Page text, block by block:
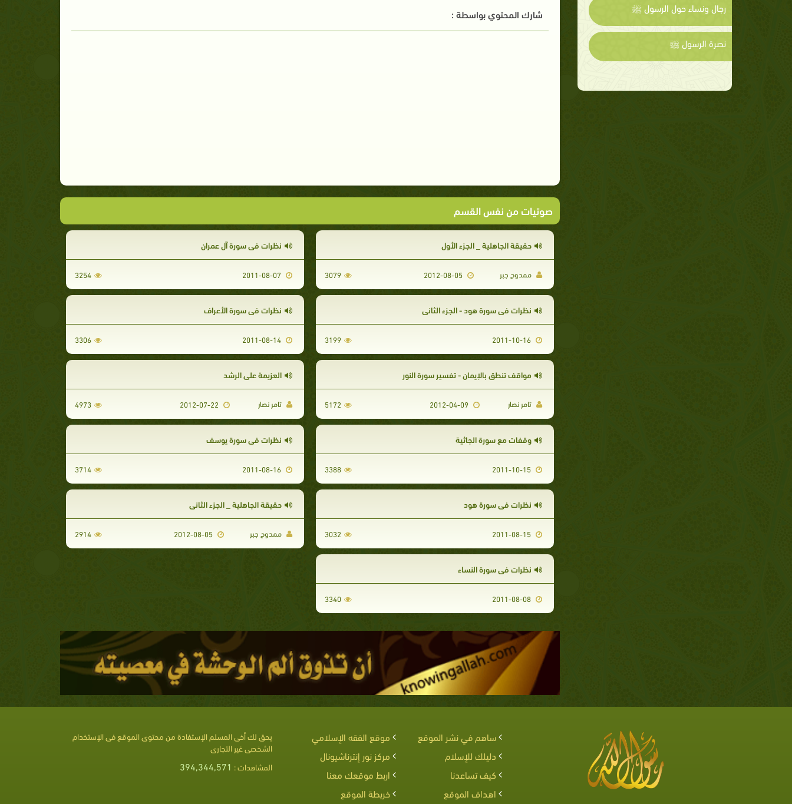
رجال ونساء حول الرسول ﷺ
نصرة الرسول ﷺ
شارك المحتوي بواسطة :
صوتيات من نفس القسم
حقيقة الجاهلية _ الجزء الأول
ممدوح جبر 2012-08-05
3079
نظرات في سورة آل عمران
3254
نظرات في سورة هود - الجزء الثاني
2011-10-16
3199
نظرات في سورة الأعراف
2011-08-14
3306
مواقف تنطق بالإيمان - تفسير سورة النور
تامر نصار 5172
العزيمة على الرشد
تامر نصار 4973
وقفات مع سورة الجاثية‏
2011-10-15
3388
نظرات في سورة يوسف
2011-08-16
3714
نظرات في سورة هود
2011-08-15
3032
حقيقة الجاهلية _ الجزء الثانى
ممدوح جبر 2012-08-05
2914
نظرات في سورة النساء
2011-08-08
3340
ساهم في نشر الموقع
موقع الفقه الإسلامي
دليلك للإسلام
مركز نور إنترناشيونال
كيف تساعدنا
اربط موقعك معنا
اهداف الموقع
خريطة الموقع
يحق لك أخى المسلم الإستفادة من محتوى الموقع فى الإستخدام
الشخصى غير التجارى
المشاهدات : 394,344,571